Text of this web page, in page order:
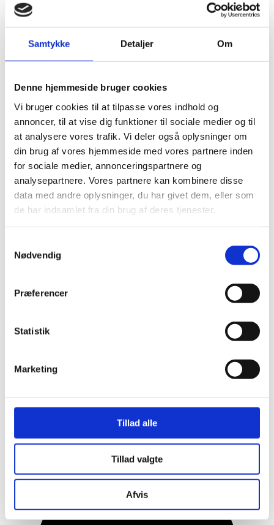
Samtykke Detaljer Om
Denne hjemmeside bruger cookies
Vi bruger cookies til at tilpasse vores indhold og
annoncer, til at vise dig funktioner til sociale medier og til
at analysere vores trafik. Vi deler også oplysninger om
din brug af vores hjemmeside med vores partnere inden
for sociale medier, annonceringspartnere og
analysepartnere. Vores partnere kan kombinere disse
data med andre oplysninger, du har givet dem, eller som
de har indsamlet fra din brug af deres tjenester.
Nødvendig
Præferencer
Statistik
Marketing
Tillad alle
Tillad valgte
Afvis
SAMFUND
Pride-feber i Horsens på lørdag
31. august 2023